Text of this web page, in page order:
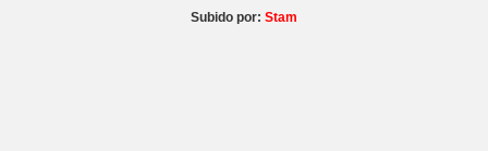
Subido por: Stam